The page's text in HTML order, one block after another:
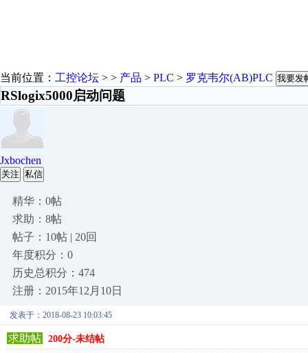
当前位置： 工控论坛 > > 产品 > PLC > 罗克韦尔(AB)PLC 我要发
RSlogix5000启动问题
Jxbochen
关注 私信
精华：0帖
求助：8帖
帖子：10帖 | 20回
年度积分：0
历史总积分：474
注册：2015年12月10日
发表于：2018-08-23 10:03:45
求助帖 200分-未结帖